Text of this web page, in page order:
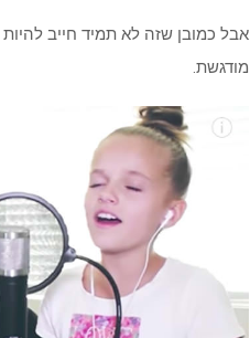
אבל כמובן שזה לא תמיד חייב
מודגשת.